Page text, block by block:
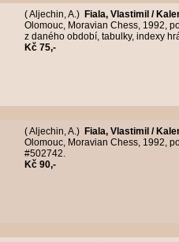
( Aljechin, A.) Fiala, Vlastimil /
Olomouc, Moravian Chess, 1992,
z daného období, tabulky, indexy
Kč 75,-
( Aljechin, A.) Fiala, Vlastimil /
Olomouc, Moravian Chess, 1992,
#502742.
Kč 90,-